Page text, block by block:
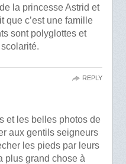
la princesse Astrid et
que c’est une famille
sont polyglottes et
et les belles photos de
aux gentils seigneurs
les pieds par leurs
plus grand chose à
REPLY